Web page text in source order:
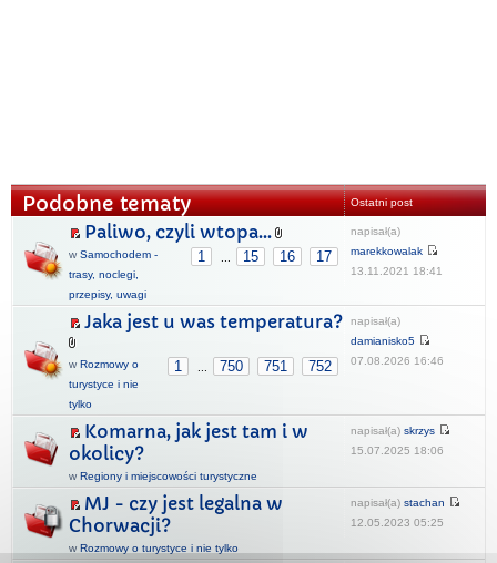
Podobne tematy Ostatni post
Paliwo, czyli wtopa...
1 15 16 17
w Samochodem -
trasy, noclegi,
przepisy, uwagi
napisał(a)
marekkowalak
13.11.2021 18:41
Jaka jest u was temperatura?
1 750 751 752
w Rozmowy o
turystyce i nie
tylko
napisał(a)
damianisko5
07.08.2026 16:46
Komarna, jak jest tam i w
okolicy?
w Regiony i miejscowości turystyczne
napisał(a) skrzys
15.07.2025 18:06
MJ - czy jest legalna w
Chorwacji?
w Rozmowy o turystyce i nie tylko
napisał(a) stachan
12.05.2023 05:25